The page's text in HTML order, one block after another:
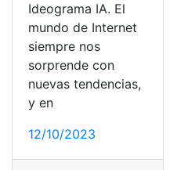
Ideograma IA. El
mundo de Internet
siempre nos
sorprende con
nuevas tendencias,
y en
12/10/2023